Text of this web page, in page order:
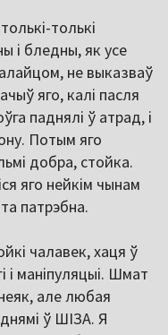
толькі
і бледны, як усе
не выказваў
яго, калі пасля
паднялі ў атрад, і
Потым яго
добра, стойка.
яго нейкім чынам
патрэбна.
чалавек, хаця ў
і маніпуляцыі. Шмат
але любая
ў ШІЗА. Я